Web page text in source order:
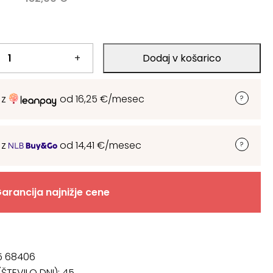
+ Dodaj v košarico
od 16,25 €/mesec
od 14,41 €/mesec
najnižje cene
68406